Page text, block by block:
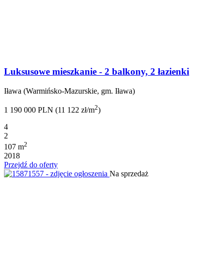
Luksusowe mieszkanie - 2 balkony, 2 łazienki
Iława (Warmińsko-Mazurskie, gm. Iława)
1 190 000 PLN (11 122 zł/m2)
4
2
107 m2
2018
Przejdź do oferty
Na sprzedaż